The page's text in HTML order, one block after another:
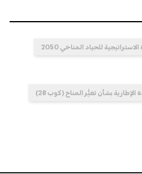
للحياد المناخي 2050
بشأن تغيُّر المناخ (كوب 28)